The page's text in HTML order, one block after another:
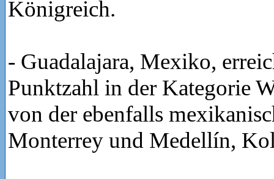
Königreich.
- Guadalajara, Mexiko,
Punktzahl in der Kategorie
von der ebenfalls
Monterrey und Medellín,